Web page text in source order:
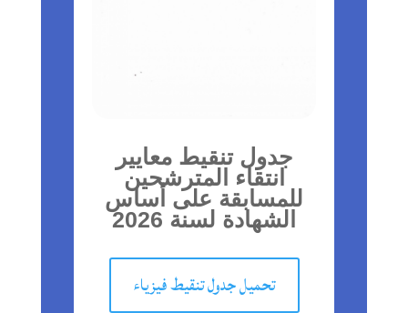
جدول تنقيط معايير
انتقاء المترشحين
للمسابقة على أساس
الشهادة لسنة 2026
تحميل جدول تنقيط فيزياء